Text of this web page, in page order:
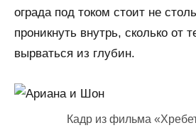
ограда под током стоит не
проникнуть внутрь, сколько от
вырваться из глубин.
Кадр из фильма